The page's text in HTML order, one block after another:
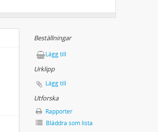
Beställningar
Lägg till
Urklipp
Lägg till
Utforska
Rapporter
Bläddra som lista